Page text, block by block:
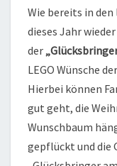
Wie bereits in
dieses Jahr
der
LEGO Wünsche
Hierbei können
gut geht, die
Wunschbaum
gepflückt und die